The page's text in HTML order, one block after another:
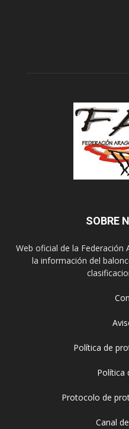
SOBRE
Web oficial de la Federación
la información del
Política de
Política
Protocolo de
Canal